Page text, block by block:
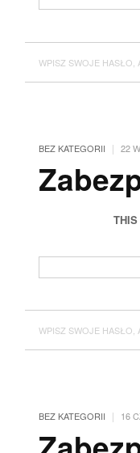
WPISZ SWOJE HASŁO,
BEZ KATEGORII | 22
WPISZ SWOJE HASŁO,
BEZ KATEGORII | 16